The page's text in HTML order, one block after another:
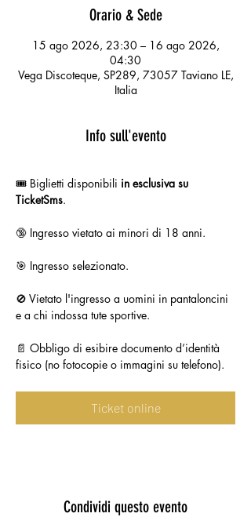
Orario & Sede
15 ago 2026, 23:30 – 16 ago 2026,
04:30
Vega Discoteque, SP289, 73057 Taviano LE,
Italia
Info sull'evento
🎟️ Biglietti disponibili in esclusiva su
TicketSms.
🔞 Ingresso vietato ai minori di 18 anni.
🎯 Ingresso selezionato.
🚫 Vietato l'ingresso a uomini in pantaloncini
e a chi indossa tute sportive.
📄 Obbligo di esibire documento d’identità
fisico (no fotocopie o immagini su telefono).
Ticket online
Condividi questo evento